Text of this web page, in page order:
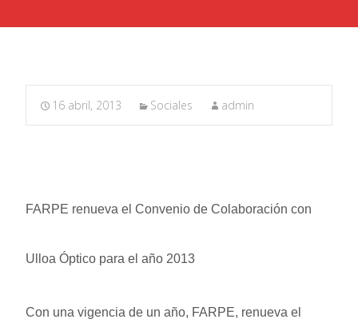
16 abril, 2013 Sociales admin
FARPE renueva el Convenio de Colaboración con
Ulloa Óptico para el año 2013
Con una vigencia de un año, FARPE, renueva el